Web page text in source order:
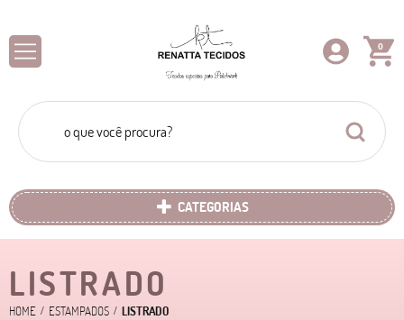
0
CATEGORIAS
LISTRADO
HOME ESTAMPADOS LISTRADO